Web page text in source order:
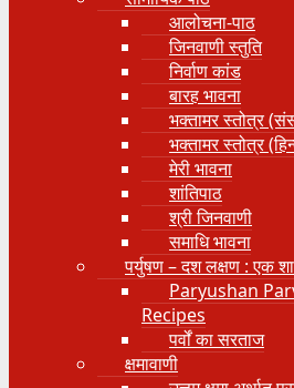
आलोचना-पाठ
जिनवाणी स्तुति
निर्वाण कांड
बारह भावना
भक्तामर स्तोत्र
भक्तामर स्तोत्र
मेरी भावना
शांतिपाठ
श्री जिनवाणी
समाधि भावना
पर्युषण – दश लक्षण : एक
Paryushan
Recipes
पर्वों का सरताज
क्षमावाणी